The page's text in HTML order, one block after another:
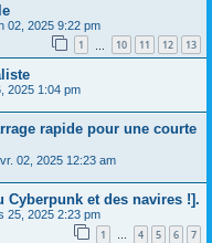
02, 2025 9:22 pm
1 10 11 12 13
2025 1:04 pm
rapide pour une courte
02, 2025 12:23 am
Cyberpunk et des navires !].
25, 2025 2:23 pm
1 … 4 5 6 7